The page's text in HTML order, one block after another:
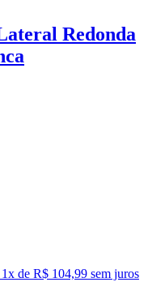
Redonda
1x de R$ 104,99 sem juros